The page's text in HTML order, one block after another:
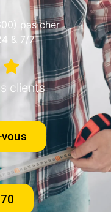
pas cher
& 7/7
clients